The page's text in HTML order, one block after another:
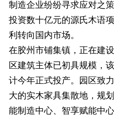
制造企业纷纷寻求应对之
投资数十亿元的源氏木语
利转向国内市场。
在胶州市铺集镇，正在建
区建筑主体已初具规模，
计今年正式投产。园区致
大的实木家具集散地，规
能制造中心、智享赋能中